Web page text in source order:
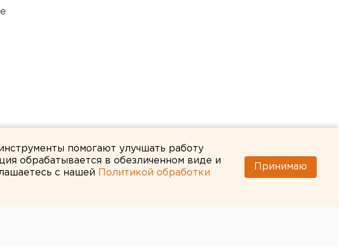
помогают улучшать работу
обрабатывается в обезличенном виде и
с нашей
Политикой обработки
Принимаю